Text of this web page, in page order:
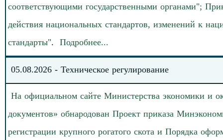
соответствующими государственными органами";
действия национальных стандартов, изменений к
стандарты". Подробнее...
05.08.2026 - Техническое регулирование
На официальном сайте Министерства экономики и
документов» обнародован Проект приказа
регистрации крупного рогатого скота и Порядка